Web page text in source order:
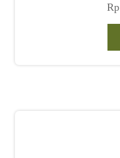
Rp